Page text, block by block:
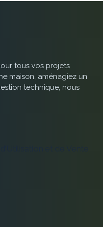
tous vos projets
maison, aménagiez un
technique, nous